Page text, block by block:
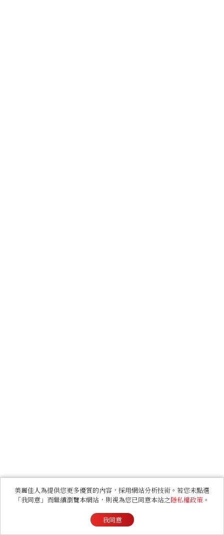
美麗佳人為提供您更多優質的內容，採用網站分析技術。若您未點選
「我同意」而繼續瀏覽本網站，則視為您已同意本站之隱私權政策 。
我同意